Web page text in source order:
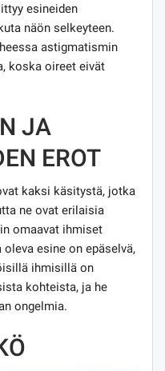
esineiden
näön selkeyteen.
astigmatismin
koska oireet eivät
JA
EROT
kaksi käsitystä, jotka
ne ovat erilaisia
omaavat ihmiset
esine on epäselvä,
ihmisillä on
kohteista, ja he
ongelmia.